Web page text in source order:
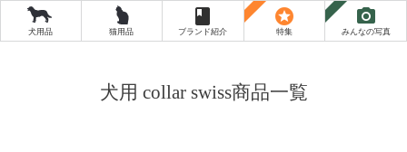
犬用品 猫用品
book
ブランド紹介
stars
特集
photo_camera
みんなの写真
犬用 collar swiss商品一覧